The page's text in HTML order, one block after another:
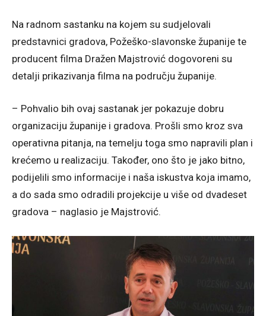
Na radnom sastanku na kojem su sudjelovali
predstavnici gradova, Požeško-slavonske županije te
producent filma Dražen Majstrović dogovoreni su
detalji prikazivanja filma na području županije.
– Pohvalio bih ovaj sastanak jer pokazuje dobru
organizaciju županije i gradova. Prošli smo kroz sva
operativna pitanja, na temelju toga smo napravili plan i
krećemo u realizaciju. Također, ono što je jako bitno,
podijelili smo informacije i naša iskustva koja imamo,
a do sada smo odradili projekcije u više od dvadeset
gradova – naglasio je Majstrović.